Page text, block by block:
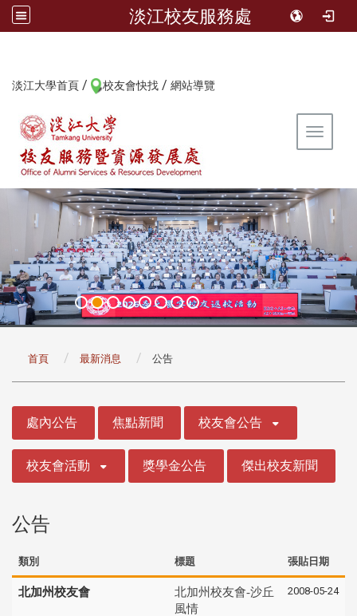
淡江校友服務處
淡江大學首頁 / 校友會快找 / 網站導覽
Toggle
首頁 最新消息 公告
處內公告 焦點新聞 校友會公告
校友會活動 獎學金公告 傑出校友新聞
公告
類別 標題 張貼日期
北加州校友會
北加州校友會-沙丘
風情
2008-05-24